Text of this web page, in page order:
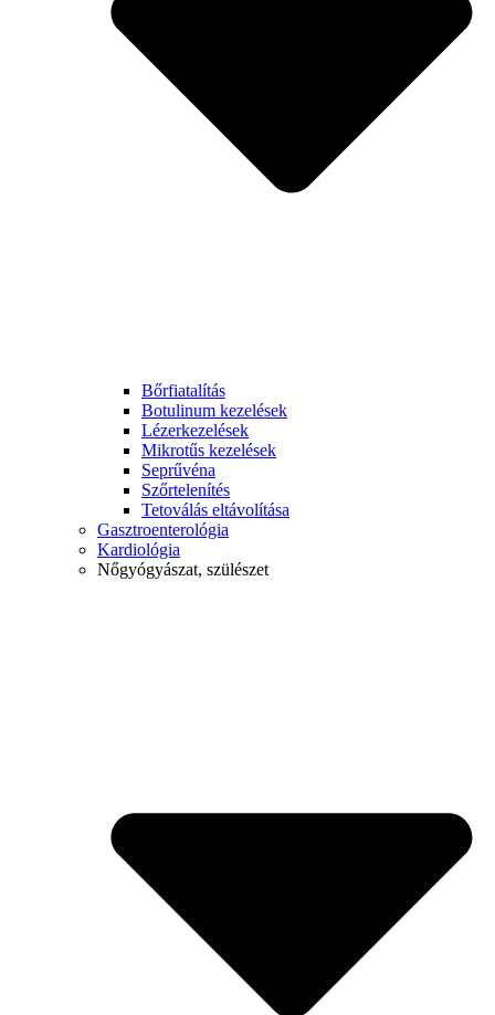
Bőrfiatalítás
Botulinum kezelések
Lézerkezelések
Mikrotűs kezelések
Seprűvéna
Szőrtelenítés
Tetoválás eltávolítása
Gasztroenterológia
Kardiológia
Nőgyógyászat, szülészet